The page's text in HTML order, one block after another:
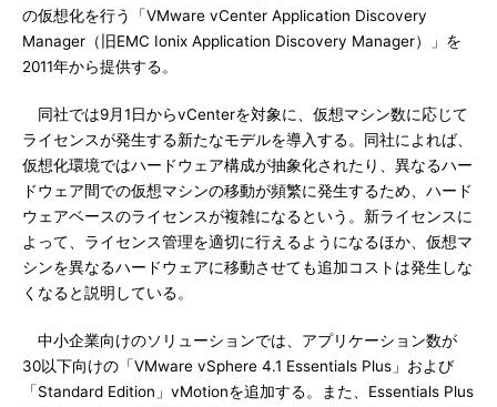
の仮想化を行う「VMware vCenter Application Discovery
Manager（旧EMC Ionix Application Discovery Manager）」を
2011年から提供する。
同社では9月1日からvCenterを対象に、仮想マシン数に応じて
ライセンスが発生する新たなモデルを導入する。同社によれば、
仮想化環境ではハードウェア構成が抽象化されたり、異なるハー
ドウェア間での仮想マシンの移動が頻繁に発生するため、ハード
ウェアベースのライセンスが複雑になるという。新ライセンスに
よって、ライセンス管理を適切に行えるようになるほか、仮想マ
シンを異なるハードウェアに移動させても追加コストは発生しな
くなると説明している。
中小企業向けのソリューションでは、アプリケーション数が
30以下向けの「VMware vSphere 4.1 Essentials Plus」および
「Standard Edition」vMotionを追加する。また、Essentials Plus